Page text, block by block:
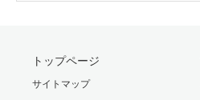
トップページ
サイトマップ